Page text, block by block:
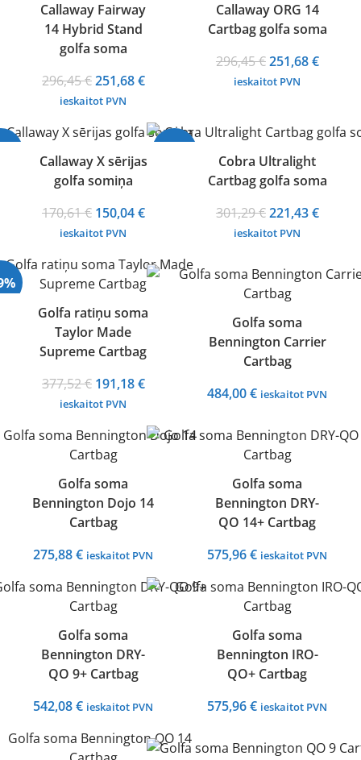
Callaway Fairway
14 Hybrid Stand
golfa soma
296,45€Original
price
296,45 €.
251,68€Current
is:
251,68 €.
ieskaitot PVN
Callaway ORG 14
Cartbag golfa soma
296,45€Original
price
251,68€
ieskaitot PVN
Callaway X sērijas
golfa somiņa
170,61€ Original
price
170,61 €.
150,04€Current
150,04 €.
ieskaitot PVN
Cobra Ultralight
Cartbag golfa soma
301,29€Original
price
301,29 €.
221,43€
221,43
ieskaitot PVN
Golfa ratiņu soma
Taylor Made
Supreme Cartbag
377,52€ Original
price
377,52 €.
191,18€Current
is:
191,18 €.
ieskaitot PVN
Golfa soma
Bennington Carrier
Cartbag
484,00€ ieskaitot PVN
Golfa soma
Bennington Dojo 14
Cartbag
275,88€ ieskaitot PVN
Golfa soma
Bennington DRY-
QO 14+ Cartbag
575,96€ ieskaitot PVN
Golfa soma
Bennington DRY-
QO 9+ Cartbag
542,08€ ieskaitot PVN
Golfa soma
Bennington IRO-
QO+ Cartbag
575,96€ ieskaitot PVN